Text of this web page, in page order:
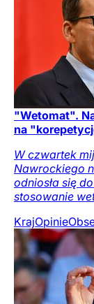
"Wetomat".
na
W czwartek
Nawrockiego
odniosła się
stosowanie
KrajOpinie